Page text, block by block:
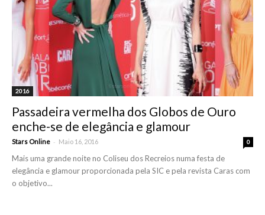
2016
Passadeira vermelha dos Globos de Ouro
enche-se de elegância e glamour
Stars Online - Maio 16, 2016 0
Mais uma grande noite no Coliseu dos Recreios numa festa de
elegância e glamour proporcionada pela SIC e pela revista Caras com
o objetivo...